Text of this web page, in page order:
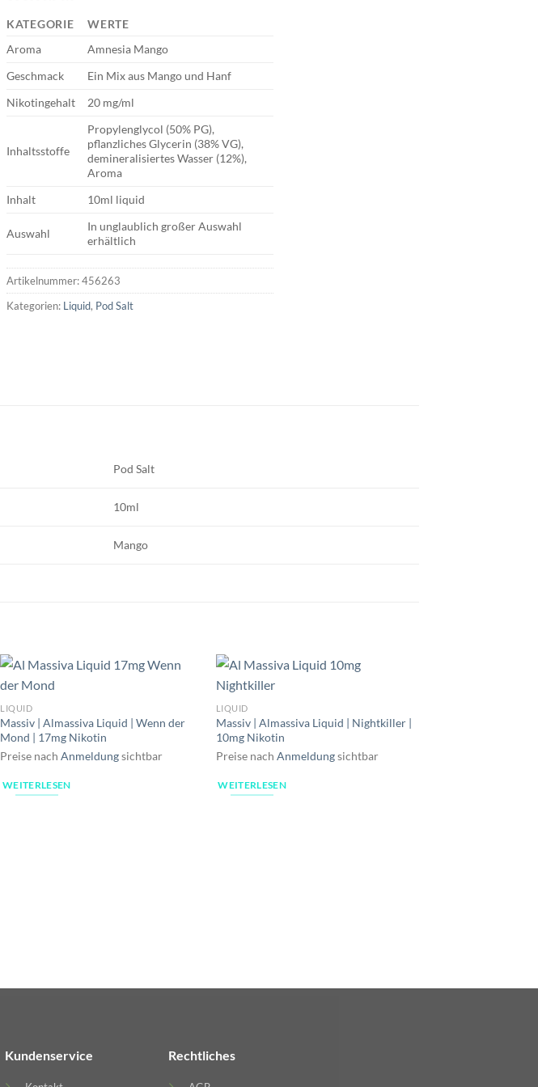
KATEGORIE
WERTE
Aroma
Amnesia Mango
Geschmack
Ein Mix aus Mango und Hanf
Nikotingehalt
20 mg/ml
Inhaltsstoffe
Propylenglycol (50% PG),
pflanzliches Glycerin (38% VG),
demineralisiertes Wasser (12%),
Aroma
Inhalt
10ml liquid
Auswahl
In unglaublich großer Auswahl
erhältlich
Artikelnummer:456263
Kategorien: Liquid, Pod Salt
Pod Salt
10ml
Mango
LIQUID
Massiv | Almassiva Liquid | Wenn der
Mond | 17mg Nikotin
Preise nachAnmeldungsichtbar
WEITERLESEN
LIQUID
Massiv | Almassiva Liquid | Nightkiller |
10mg Nikotin
Preise nach Anmeldungsichtbar
WEITERLESEN
Kundenservice Rechtliches